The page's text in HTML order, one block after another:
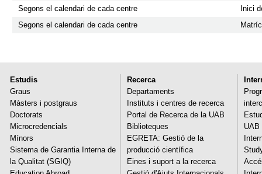
Segons el calendari de cada centre
Inici
Segons el calendari de cada centre
Estudis
Graus
Màsters i postgraus
Doctorats
Microcredencials
Mínors
Sistema de Garantia Interna de
la Qualitat (SGIQ)
Recerca
Departaments
Instituts i centres de recerca
Portal de Recerca de la UAB
Biblioteques
EGRETA: Gestió de la
producció científica
Eines i suport a la recerca
UAB